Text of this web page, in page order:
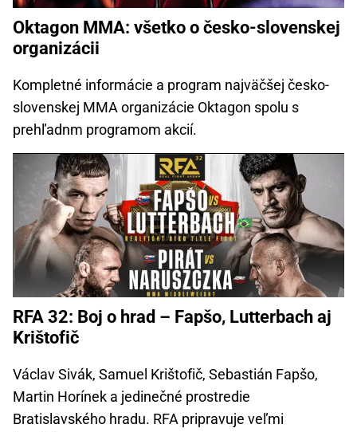
Oktagon MMA: všetko o česko-slovenskej
organizácii
Kompletné informácie a program najväčšej česko-
slovenskej MMA organizácie Oktagon spolu s
prehľadnm programom akcií.
RFA 32: Boj o hrad – Fapšo, Lutterbach aj
Krištofič
Václav Sivák, Samuel Krištofič, Sebastián Fapšo,
Martin Horínek a jedinečné prostredie
Bratislavského hradu. RFA pripravuje veľmi